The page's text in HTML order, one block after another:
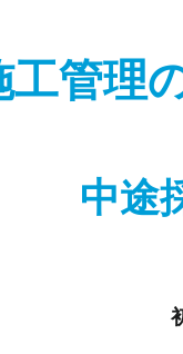
工管理
中途